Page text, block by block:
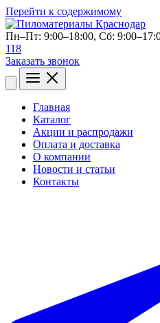
Перейти к содержимому
Пн–Пт: 9:00–18:00, Сб:
118
Заказать звонок
Открыть
меню
Главная
Каталог
Акции и распродажи
Оплата и доставка
О компании
Новости и статьи
Контакты